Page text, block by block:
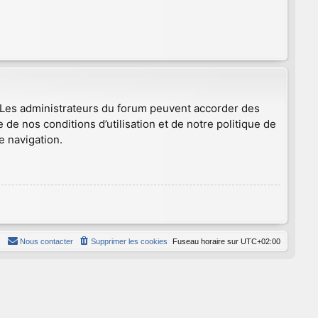
administrateurs du forum peuvent accorder des
nos conditions d’utilisation et de notre politique de
navigation.
Fuseau horaire sur UTC+02:00
Supprimer les cookies
Nous contacter